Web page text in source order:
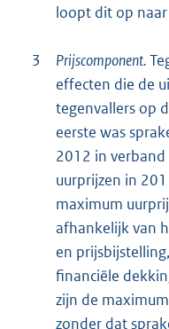
loopt dit op
3 Prijscomponent.
effecten die de
tegenvallers op
eerste was
2012 in
uurprijzen in
maximum
afhankelijk van
en
financiële
zijn de
zonder dat